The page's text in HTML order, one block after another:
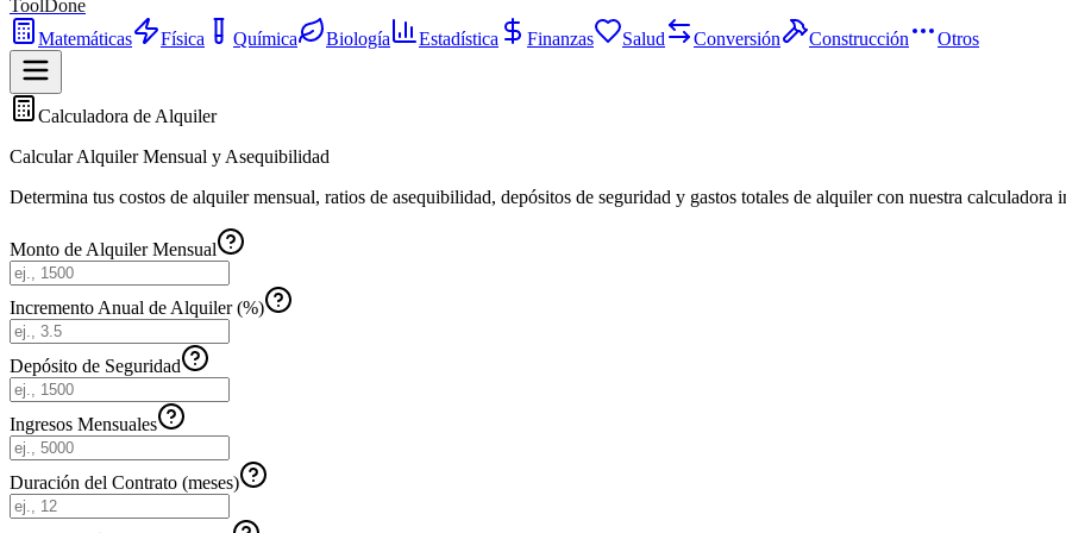
ToolDone
Matemáticas
Física Química Biología Estadística Finanzas Salud Conversión Construcción Otros
Calculadora de Alquiler
Calcular Alquiler Mensual y Asequibilidad
Determina tus costos de alquiler mensual, ratios de asequibilidad, depósitos de seguridad y gastos totales de alquiler con nuestra calculadora
Monto de Alquiler Mensual
Incremento Anual de Alquiler (%)
Depósito de Seguridad
Ingresos Mensuales
Duración del Contrato (meses)